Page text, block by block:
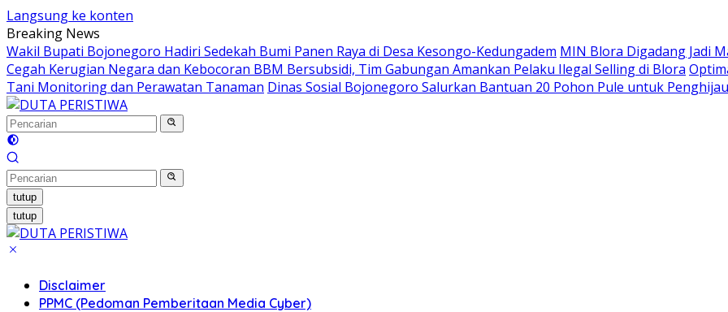
Langsung ke konten
Breaking News
Wakil Bupati Bojonegoro Hadiri Sedekah Bumi Panen Raya di Desa Kesongo-Kedungadem MIN Blora Digadang Jadi
Cegah Kerugian Negara dan Kebocoran BBM Bersubsidi, Tim Gabungan Amankan Pelaku Ilegal Selling di Blora
Tani Monitoring dan Perawatan Tanaman Dinas Sosial Bojonegoro Salurkan Bantuan 20 Pohon Pule untuk
tutup
tutup
Disclaimer
PPMC (Pedoman Pemberitaan Media Cyber)